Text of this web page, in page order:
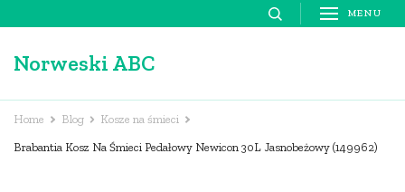
content
Enter)
MENU
Norweski ABC
Home Blog Kosze na śmieci
Brabantia Kosz Na Śmieci Pedałowy Newicon 30L Jasnobeżowy (149962)